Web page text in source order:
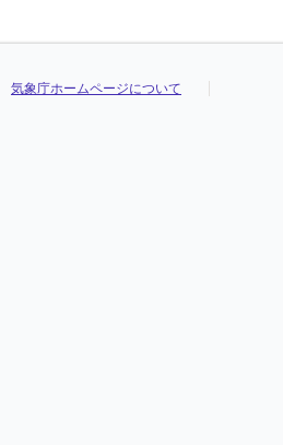
気象庁ホームページについて